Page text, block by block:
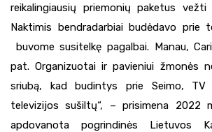
reikalingiausių priemonių paketus
Naktimis bendradarbiai budėdavo prie
buvome susitelkę pagalbai. Manau,
pat. Organizuotai ir pavieniui žmonės
sriubą, kad budintys prie Seimo,
televizijos sušiltų“, – prisimena 2022
apdovanota pogrindinės Lietuvos